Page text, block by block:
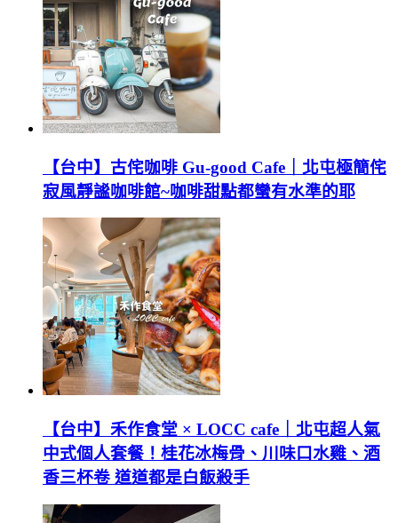
【台中】古侘咖啡 Gu-good Cafe｜北屯極簡侘
寂風靜謐咖啡館~咖啡甜點都蠻有水準的耶
【台中】禾作食堂 × LOCC cafe｜北屯超人氣
中式個人套餐！桂花冰梅骨、川味口水雞、酒
香三杯卷 道道都是白飯殺手